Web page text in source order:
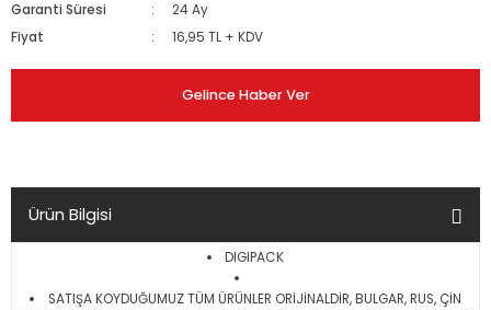
Garanti Süresi
24 Ay
Fiyat
16,95 TL + KDV
Gelince Haber Ver
Ürün Bilgisi
DIGIPACK
SATIŞA KOYDUĞUMUZ TÜM ÜRÜNLER ORİJİNALDİR, BULGAR, RUS, ÇİN